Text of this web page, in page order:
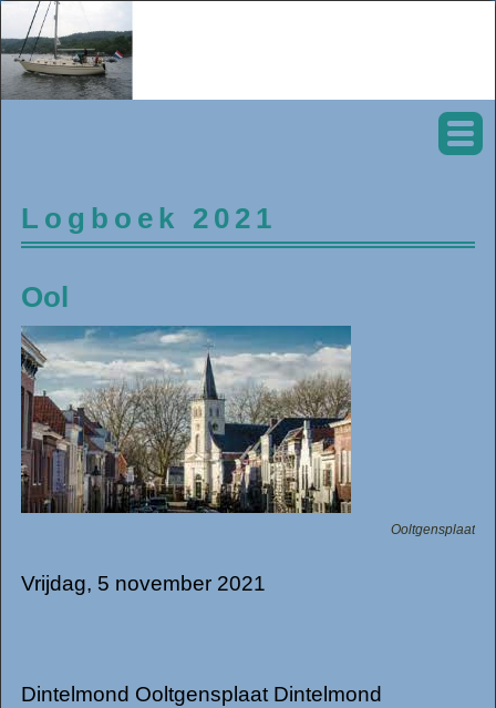
Logboek 2021
Ool
Ooltgensplaat
Vrijdag, 5 november 2021
Dintelmond Ooltgensplaat Dintelmond